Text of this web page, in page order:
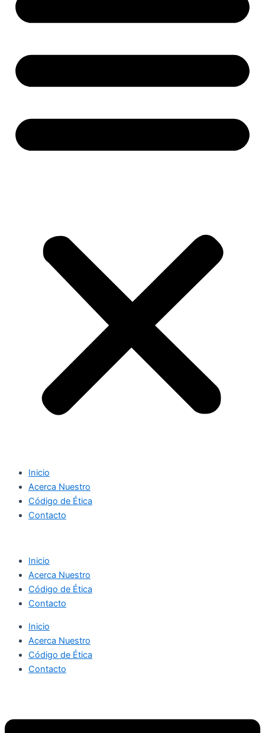
Inicio
Acerca Nuestro
Código de Ética
Contacto
Inicio
Acerca Nuestro
Código de Ética
Contacto
Inicio
Acerca Nuestro
Código de Ética
Contacto